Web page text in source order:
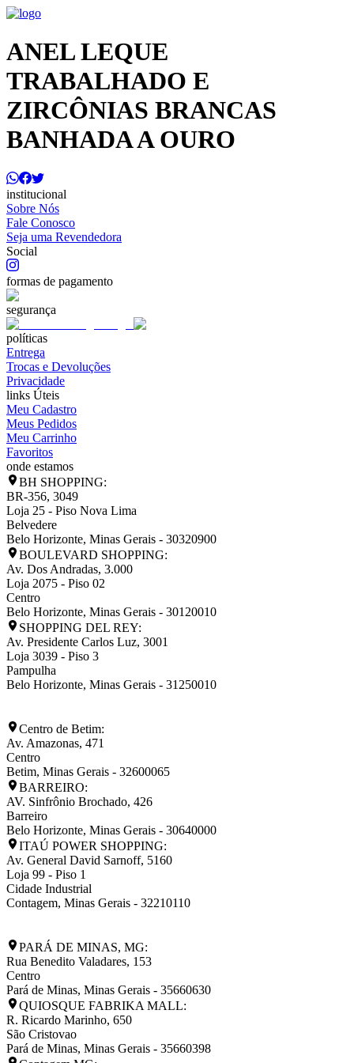
ANEL LEQUE
TRABALHADO E
ZIRCÔNIAS BRANCAS
BANHADA A OURO
institucional
Sobre Nós
Fale Conosco
Seja uma Revendedora
Social
formas de pagamento
segurança
políticas
Entrega
Trocas e Devoluções
Privacidade
links Úteis
Meu Cadastro
Meus Pedidos
Meu Carrinho
Favoritos
onde estamos
BH SHOPPING:
BR-356, 3049
Loja 25 - Piso Nova Lima
Belvedere
Belo Horizonte, Minas Gerais - 30320900
BOULEVARD SHOPPING:
Av. Dos Andradas, 3.000
Loja 2075 - Piso 02
Centro
Belo Horizonte, Minas Gerais - 30120010
SHOPPING DEL REY:
Av. Presidente Carlos Luz, 3001
Loja 3039 - Piso 3
Pampulha
Belo Horizonte, Minas Gerais - 31250010
Centro de Betim:
Av. Amazonas, 471
Centro
Betim, Minas Gerais - 32600065
BARREIRO:
AV. Sinfrônio Brochado, 426
Barreiro
Belo Horizonte, Minas Gerais - 30640000
ITAÚ POWER SHOPPING:
Av. General David Sarnoff, 5160
Loja 99 - Piso 1
Cidade Industrial
Contagem, Minas Gerais - 32210110
PARÁ DE MINAS, MG:
Rua Benedito Valadares, 153
Centro
Pará de Minas, Minas Gerais - 35660630
QUIOSQUE FABRIKA MALL:
R. Ricardo Marinho, 650
São Cristovao
Pará de Minas, Minas Gerais - 35660398